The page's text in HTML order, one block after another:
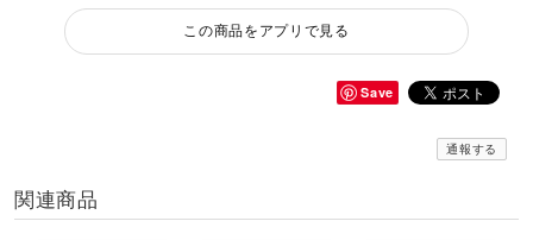
この商品をアプリで見る
Save
通報する
関連商品